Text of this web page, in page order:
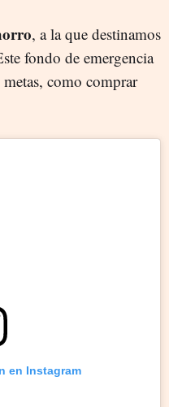
, a la que destinamos
fondo de emergencia
como comprar
en Instagram